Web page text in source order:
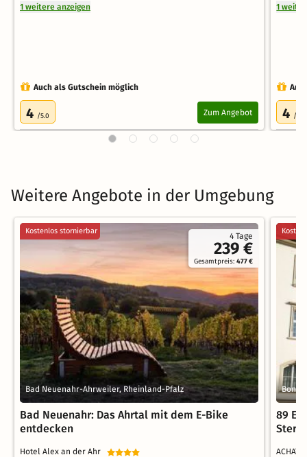
1 weitere anzeigen
Auch als Gutschein möglich
4 /5.0 Zum Angebot
1
4 /5.0
Weitere Angebote in der Umgebung
4 Tage
239 €
Gesamtpreis:477 €
Kostenlos stornierbar
Bad Neuenahr-Ahrweiler, Rheinland-Pfalz
Bad Neuenahr: Das Ahrtal mit dem E-Bike
entdecken
Hotel Alex an der Ahr
Bonn,
89
ACHAT